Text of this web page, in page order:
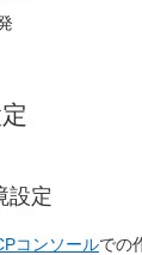
設定
コンソールでの